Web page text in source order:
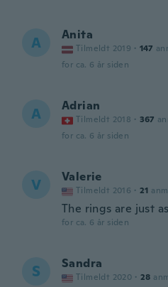
A Anita
Tilmeldt 2019 · 147
for ca. 6 år siden
A Adrian
Tilmeldt 2018 · 367
for ca. 6 år siden
V Valerie
Tilmeldt 2016 · 21
The rings are just
for ca. 6 år siden
S Sandra
Tilmeldt 2020 · 28